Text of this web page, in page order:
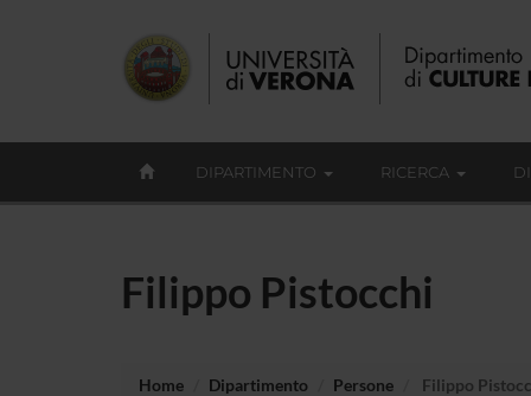
DIPARTIMENTO RICERCA
Filippo Pistocchi
Home Dipartimento Persone Filippo